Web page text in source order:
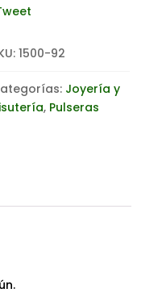
1500-92
Joyería y
, Pulseras